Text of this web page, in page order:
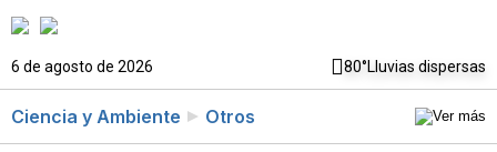
6 de agosto de 2026 80°Lluvias dispersas
Ciencia y Ambiente Otros